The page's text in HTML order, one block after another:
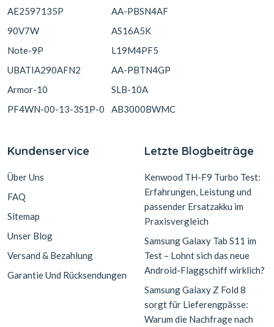
AE2597135P
90V7W
Note-9P
UBATIA290AFN2
Armor-10
PF4WN-00-13-3S1P-0
AA-PBSN4AF
AS16A5K
L19M4PF5
AA-PBTN4GP
SLB-10A
AB3000BWMC
Kundenservice
Über Uns
FAQ
Sitemap
Unser Blog
Versand & Bezahlung
Garantie Und Rücksendungen
Letzte Blogbeiträge
Kenwood TH-F9 Turbo Test:
Erfahrungen, Leistung und
passender Ersatzakku im
Praxisvergleich
Samsung Galaxy Tab S11 im
Test – Lohnt sich das neue
Android-Flaggschiff wirklich?
Samsung Galaxy Z Fold 8
sorgt für Lieferengpässe:
Warum die Nachfrage nach